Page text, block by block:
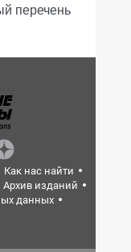
перечень
Как нас найти
Архив изданий
данных